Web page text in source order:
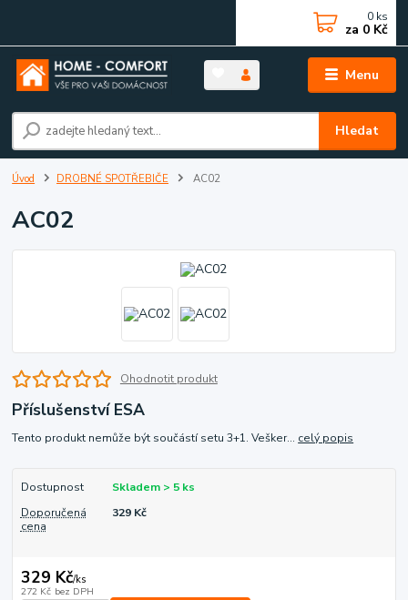
Menu
Hledat
0 ks
za 0 Kč
Úvod DROBNÉ SPOTŘEBIČE AC02
AC02
Ohodnotit produkt
Příslušenství ESA
Tento produkt nemůže být součástí setu 3+1. Vešker... celý popis
Dostupnost
Skladem > 5 ks
Doporučená
cena
329 Kč
329 Kč/ks
272 Kč bez DPH